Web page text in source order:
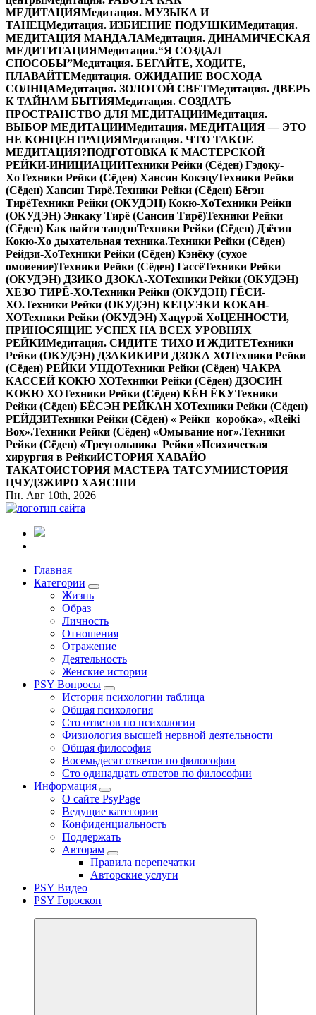
МЕДИТАЦИЯМедитация. МУЗЫКА И
ТАНЕЦМедитация. ИЗБИЕНИЕ ПОДУШКИМедитация.
МЕДИТАЦИЯ МАНДАЛАМедитация. ДИНАМИЧЕСКАЯ
МЕДИТИТАЦИЯМедитация.“Я СОЗДАЛ
СПОСОБЫ”Медитация. БЕГАЙТЕ, ХОДИТЕ,
ПЛАВАЙТЕМедитация. ОЖИДАНИЕ ВОСХОДА
СОЛНЦАМедитация. ЗОЛОТОЙ СВЕТМедитация. ДВЕРЬ
К ТАЙНАМ БЫТИЯМедитация. СОЗДАТЬ
ПРОСТРАНСТВО ДЛЯ МЕДИТАЦИИМедитация.
ВЫБОР МЕДИТАЦИИМедитация. МЕДИТАЦИЯ — ЭТО
НЕ КОНЦЕНТРАЦИЯМедитация. ЧТО ТАКОЕ
МЕДИТАЦИЯ?ПОДГОТОВКА К МАСТЕРСКОЙ
РЕЙКИ-ИНИЦИАЦИИТехники Рейки (Сёден) Гэдоку-
ХоТехники Рейки (Сёден) Хансин КокэцуТехники Рейки
(Сёден) Хансин Тирё.Техники Рейки (Сёден) Бёгэн
ТирёТехники Рейки (ОКУДЭН) Кокю-ХоТехники Рейки
(ОКУДЭН) Энкаку Тирё (Сансин Тирё)Техники Рейки
(Сёден) Как найти тандэнТехники Рейки (Сёден) Дзёсин
Кокю-Хо дыхательная техника.Техники Рейки (Сёден)
Рейдзи-ХоТехники Рейки (Сёден) Кэнёку (сухое
омовение)Техники Рейки (Сёден) ГассёТехники Рейки
(ОКУДЭН) ДЗИКО ДЗОКА-ХОТехники Рейки (ОКУДЭН)
ХЕЗО ТИРЁ-ХО.Техники Рейки (ОКУДЭН) ГЁСИ-
ХО.Техники Рейки (ОКУДЭН) КЕЦУЭКИ КОКАН-
ХОТехники Рейки (ОКУДЭН) Хацурэй ХоЦЕННОСТИ,
ПРИНОСЯЩИЕ УСПЕХ НА ВСЕХ УРОВНЯХ
РЕЙКИМедитация. СИДИТЕ ТИХО И ЖДИТЕТехники
Рейки (ОКУДЭН) ДЗАКИКИРИ ДЗОКА ХОТехники Рейки
(Сёден) РЕЙКИ УНДОТехники Рейки (Сёден) ЧАКРА
КАССЕЙ КОКЮ ХОТехники Рейки (Сёден) ДЗОСИН
КОКЮ ХОТехники Рейки (Сёден) КЁН ЁКУТехники
Рейки (Сёден) БЁСЭН РЕЙКАН ХОТехники Рейки (Сёден)
РЕЙДЗИТехники Рейки (Сёден) « Рейки коробка», «Reiki
Вox».Техники Рейки (Сёден) «Омывание ног».Техники
Рейки (Сёден) «Треугольника Рейки »Психическая
хирургия в РейкиИСТОРИЯ ХАВАЙО
ТАКАТОИСТОРИЯ МАСТЕРА ТАТСУМИИСТОРИЯ
ЦЧУДЗЖИРО ХАЯСШИ
Пн. Авг 10th, 2026
Все самое интересное, вдохновляющее и тайное внутри.
Главная
Категории
Жизнь
Образ
Личность
Отношения
Отражение
Деятельность
Женские истории
PSY Вопросы
История психологии таблица
Общая психология
Сто ответов по психологии
Физиология высшей нервной деятельности
Общая философия
Восемьдесят ответов по философии
Сто одинадцать ответов по философии
Информация
О сайте PsyPage
Ведущие категории
Конфиденциальность
Поддержать
Авторам
Правила перепечатки
Авторские услуги
PSY Видео
PSY Гороскоп